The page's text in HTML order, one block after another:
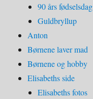
90 års fødselsdag
Guldbryllup
Anton
Børnene laver mad
Børnene og hobby
Elisabeths side
Elisabeths fotos